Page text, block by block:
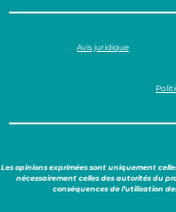
Avis juridique
Les opinions exprimées sont uniquement
nécessairement celles des autorités du
conséquences de l’utilisation